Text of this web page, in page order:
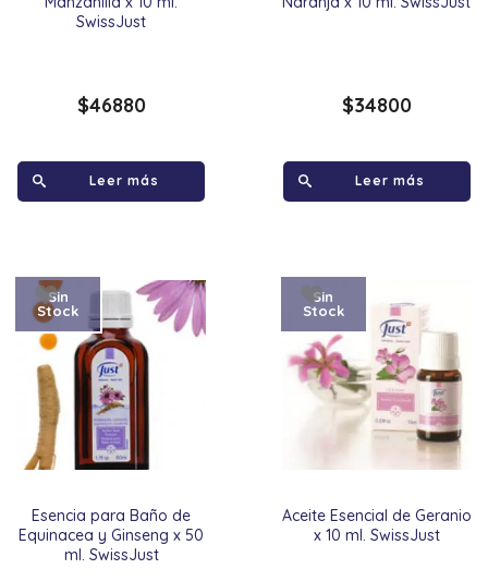
SwissJust
$46880
Leer más
$34800
Leer más
Esencia para Baño de
Equinacea y Ginseng x 50
ml. SwissJust
Sin
Stock
Aceite Esencial de Geranio
x 10 ml. SwissJust
Sin
Stock